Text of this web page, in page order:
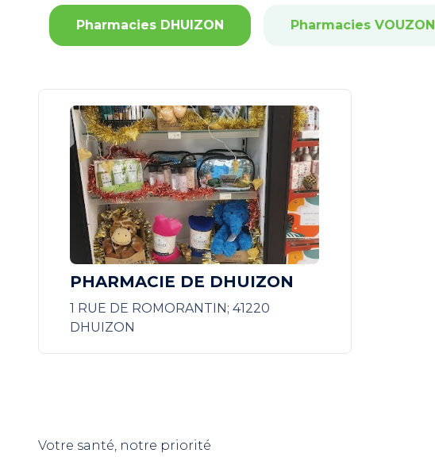
Pharmacies DHUIZON Pharmacies VOUZON
PHARMACIE DE DHUIZON
1 RUE DE ROMORANTIN; 41220
DHUIZON
Votre santé, notre priorité